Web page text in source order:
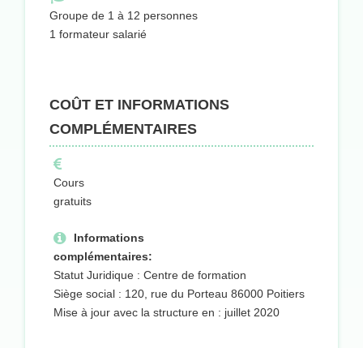
Groupe de 1 à 12 personnes
1 formateur salarié
COÛT ET INFORMATIONS
COMPLÉMENTAIRES
Cours
gratuits
Informations
complémentaires:
Statut Juridique : Centre de formation
Siège social : 120, rue du Porteau 86000 Poitiers
Mise à jour avec la structure en : juillet 2020